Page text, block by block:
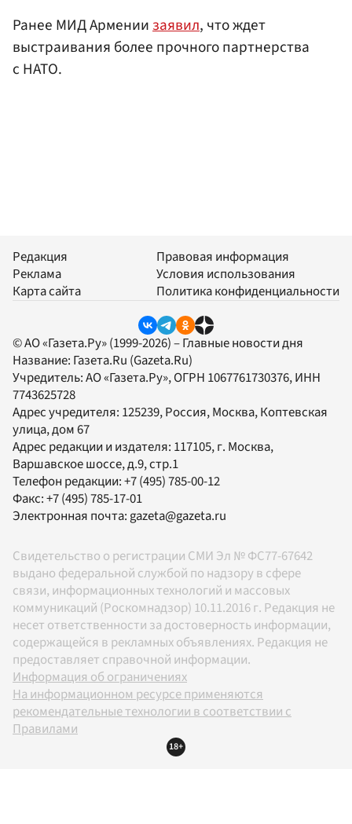
Ранее МИД Армениизаявил, что ждет
выстраивания более прочного партнерства
с НАТО.
Редакция
Реклама
Карта сайта
Правовая информация
Условия использования
Политика конфиденциальности
© АО «Газета.Ру» (1999-2026) – Главные новости дня
Название: Газета.Ru (Gazeta.Ru)
Учредитель:АО «Газета.Ру», ОГРН 1067761730376, ИНН
7743625728
Адрес учредителя: 125239, Россия, Москва, Коптевская
улица, дом 67
Адрес редакции и издателя: 117105, г. Москва,
Варшавское шоссе, д.9, стр.1
Телефон редакции:+7 (495) 785-00-12
Факс:+7 (495) 785-17-01
Электронная почта:gazeta@gazeta.ru
Свидетельство о регистрации СМИ Эл № ФС77-67642
выдано федеральной службой по надзору в сфере
связи, информационных технологий и массовых
коммуникаций (Роскомнадзор) 10.11.2016 г. Редакция не
несет ответственности за достоверность информации,
содержащейся в рекламных объявлениях. Редакция не
предоставляет справочной информации.
Информация об ограничениях
На информационном ресурсе применяются
рекомендательные технологии в соответствии с
Правилами
18+